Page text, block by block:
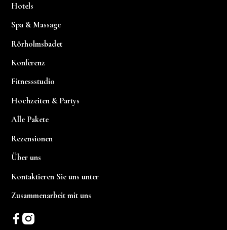
Hotels
Spa & Massage
Rörholmsbadet
Konferenz
Fitnessstudio
Hochzeiten & Partys
Alle Pakete
Rezensionen
Über uns
Kontaktieren Sie uns unter
Zusammenarbeit mit uns